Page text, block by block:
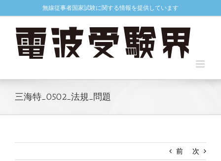
to
無線従事者国家試験に関する情報を提供しています
三海特_0502_法規_問題
前 次